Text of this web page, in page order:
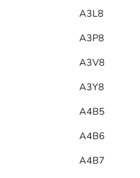
A3L8
A3P8
A3V8
A3Y8
A4B5
A4B6
A4B7